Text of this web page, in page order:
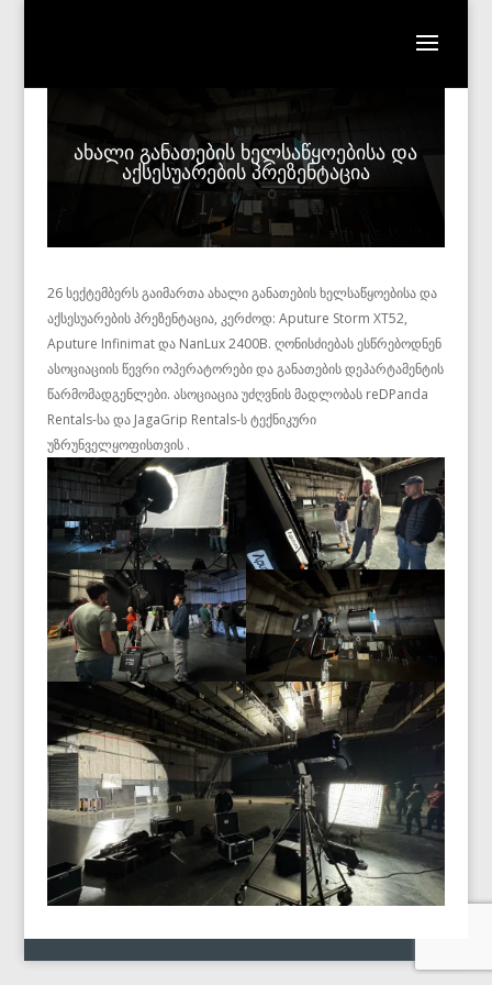
ახალი განათების ხელსაწყოებისა და
აქსესუარების პრეზენტაცია
26 სექტემბერს გაიმართა ახალი განათების ხელსაწყოებისა და
აქსესუარების პრეზენტაცია, კერძოდ: Aputure Storm XT52,
Aputure Infinimat და NanLux 2400B. ღონისძიებას ესწრებოდნენ
ასოციაციის წევრი ოპერატორები და განათების დეპარტამენტის
წარმომადგენლები. ასოციაცია უძღვნის მადლობას reDPanda
Rentals-სა და JagaGrip Rentals-ს ტექნიკური
უზრუნველყოფისთვის .